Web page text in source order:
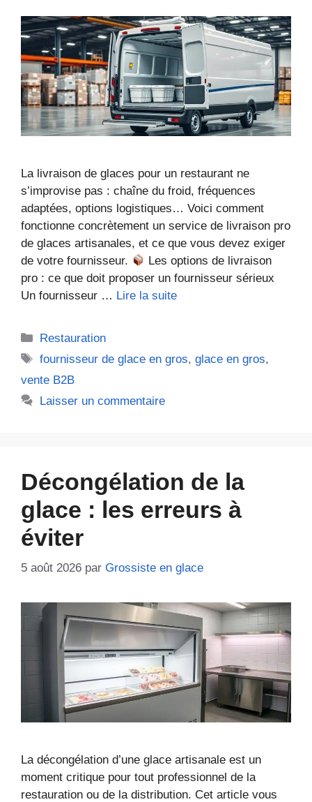
La livraison de glaces pour un restaurant ne
s’improvise pas : chaîne du froid, fréquences
adaptées, options logistiques… Voici comment
fonctionne concrètement un service de livraison pro
de glaces artisanales, et ce que vous devez exiger
de votre fournisseur.
Les options de livraison
pro : ce que doit proposer un fournisseur sérieux
Un fournisseur … Lire la suite
Catégories
Restauration
Étiquettes
fournisseur de glace en gros,glace en gros,
vente B2B
Laisser un commentaire
Décongélation de la
glace : les erreurs à
éviter
5 août 2026 par Grossiste en glace
La décongélation d’une glace artisanale est un
moment critique pour tout professionnel de la
restauration ou de la distribution. Cet article vous